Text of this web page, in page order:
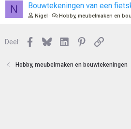
N Bouwtekeningen van een
Nigel Hobby, meubelmaken en
Deel: Facebook
BlueskyLinkedInPinterest
Link
Hobby, meubelmaken en bouwtekeningen